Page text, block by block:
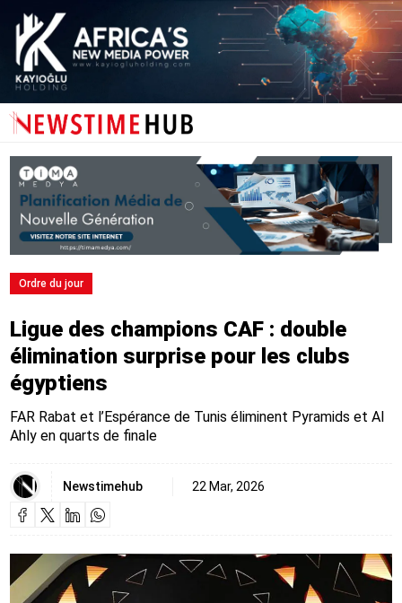
Ordre du jour
Ligue des champions CAF : double
élimination surprise pour les clubs
égyptiens
FAR Rabat et l’Espérance de Tunis éliminent Pyramids et Al
Ahly en quarts de finale
Newstimehub 22 Mar, 2026